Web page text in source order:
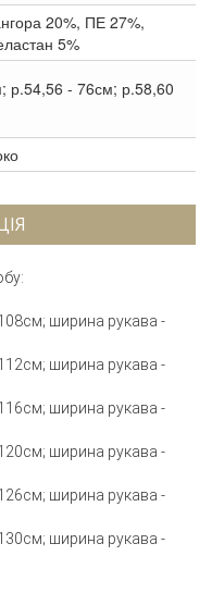
20%, ПЕ 27%,
5%
р.54,56 - 76см; р.58,60
ширина рукава -
ширина рукава -
ширина рукава -
ширина рукава -
ширина рукава -
ширина рукава -